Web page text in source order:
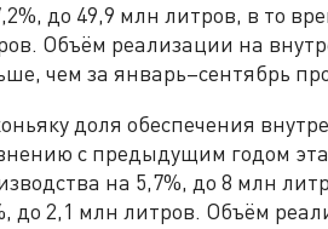
до 49,9 млн литров, в то
Объём реализации на
чем за январь–сентябрь
доля обеспечения
с предыдущим годом
на 5,7%, до 8 млн
до 2,1 млн литров. Объём